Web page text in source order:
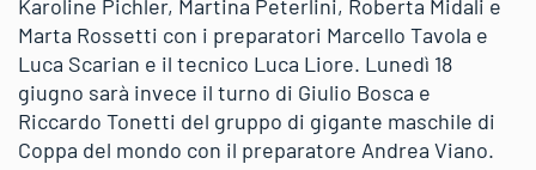
Karoline Pichler, Martina Peterlini, Roberta Midali e
Marta Rossetti con i preparatori Marcello Tavola e
Luca Scarian e il tecnico Luca Liore. Lunedì 18
giugno sarà invece il turno di Giulio Bosca e
Riccardo Tonetti del gruppo di gigante maschile di
Coppa del mondo con il preparatore Andrea Viano.